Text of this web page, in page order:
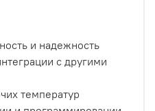
и надежность
с другими
температур